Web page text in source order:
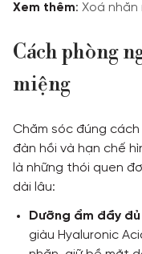
Xem thêm: Xoá nhăn
Cách phòng
miệng
Chăm sóc đúng
đàn hồi và hạn chế
là những thói quen
dài lâu:
Dưỡng ẩm đầy
giàu Hyaluronic